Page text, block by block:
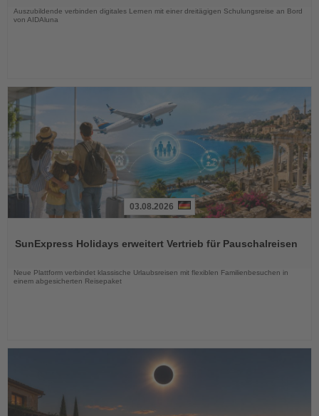
Auszubildende verbinden digitales Lernen mit einer dreitägigen Schulungsreise an Bord
von AIDAluna
die
03.08.2026
SunExpress Holidays erweitert Vertrieb für Pauschalreisen
Neue Plattform verbindet klassische Urlaubsreisen mit flexiblen Familienbesuchen in
einem abgesicherten Reisepaket